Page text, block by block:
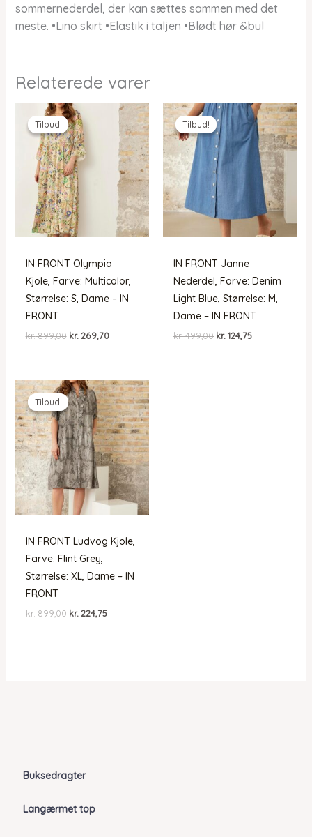
Buksedragter
Langærmet top
sommernederdel, der kan sættes sammen med det
meste. •Lino skirt •Elastik i taljen •Blødt hør &bul
Relaterede varer
Tilbud!
Tilbud!
IN FRONT Olympia
Kjole, Farve: Multicolor,
Størrelse: S, Dame – IN
FRONT
kr.899,00 Den
kr. 899,00.
kr. 269,70Den
kr. 269,70.
Tilbud!
Tilbud!
IN FRONT Janne
Nederdel, Farve: Denim
Light Blue, Størrelse: M,
Dame – IN FRONT
kr.499,00 Den
kr. 124,75Den
Tilbud!
Tilbud!
IN FRONT Ludvog Kjole,
Farve: Flint Grey,
Størrelse: XL, Dame – IN
FRONT
kr.899,00 Den
kr. 224,75Den